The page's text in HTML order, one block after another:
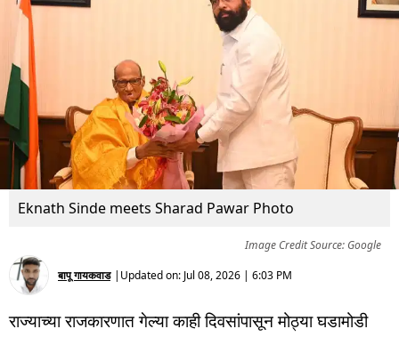
Eknath Sinde meets Sharad Pawar Photo
Image Credit Source: Google
बापू गायकवाड | Updated on: Jul 08, 2026 | 6:03 PM
राज्याच्या राजकारणात गेल्या काही दिवसांपासून मोठ्या घडामोडी